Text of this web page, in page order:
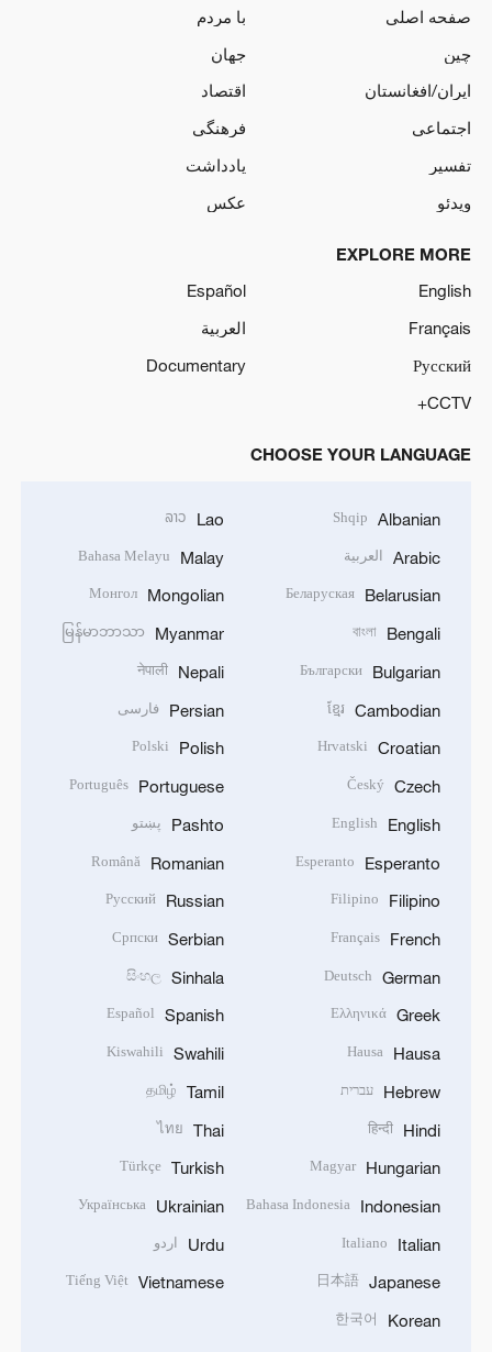
صفحه اصلی
با مردم
چین
جهان
ایران/افغانستان
اقتصاد
اجتماعی
فرهنگی
تفسیر
یادداشت
ویدئو
عکس
EXPLORE MORE
English
Español
Français
العربية
Русский
Documentary
CCTV+
CHOOSE YOUR LANGUAGE
Albanian
Shqip
Arabic العربية
Belarusian
Беларуская
Bengali
বাংলা
Bulgarian
Български
Cambodian
ខ្មែរ
Croatian
Hrvatski
Czech
Český
English
English
Esperanto
Esperanto
Filipino
Filipino
French
Français
German
Deutsch
Greek
Ελληνικά
Hausa
Hausa
Hebrew עברית
Hindi
हिन्दी
Hungarian
Magyar
Indonesian
Bahasa Indonesia
Italian
Italiano
Japanese
日本語
Korean
한국어
Lao
ລາວ
Malay
Bahasa Melayu
Mongolian
Монгол
Myanmar
မြန်မာဘာသာ
Nepali
नेपाली
Persian فارسی
Polish
Polski
Portuguese
Português
Pashto پښتو
Romanian
Română
Russian
Русский
Serbian
Српски
Sinhala
සිංහල
Spanish
Español
Swahili
Kiswahili
Tamil
தமிழ்
Thai
ไทย
Turkish
Türkçe
Ukrainian
Українська
Urdu اردو
Vietnamese
Tiếng Việt